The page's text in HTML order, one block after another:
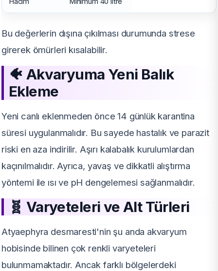
Bu değerlerin dışına çıkılması durumunda strese
girerek ömürleri kısalabilir.
🐠 Akvaryuma Yeni Balık
Ekleme
Yeni canlı eklenmeden önce 14 günlük karantina
süresi uygulanmalıdır. Bu sayede hastalık ve parazit
riski en aza indirilir. Aşırı kalabalık kurulumlardan
kaçınılmalıdır. Ayrıca, yavaş ve dikkatli alıştırma
yöntemi ile ısı ve pH dengelemesi sağlanmalıdır.
🧬 Varyeteleri ve Alt Türleri
Atyaephyra desmaresti'nin şu anda akvaryum
hobisinde bilinen çok renkli varyeteleri
bulunmamaktadır. Ancak farklı bölgelerdeki